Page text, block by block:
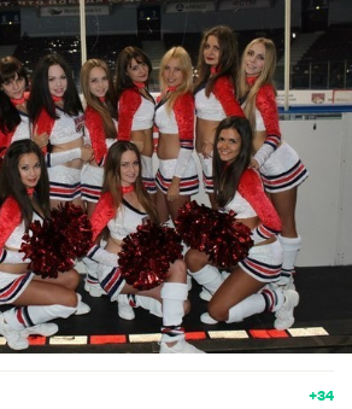
+34